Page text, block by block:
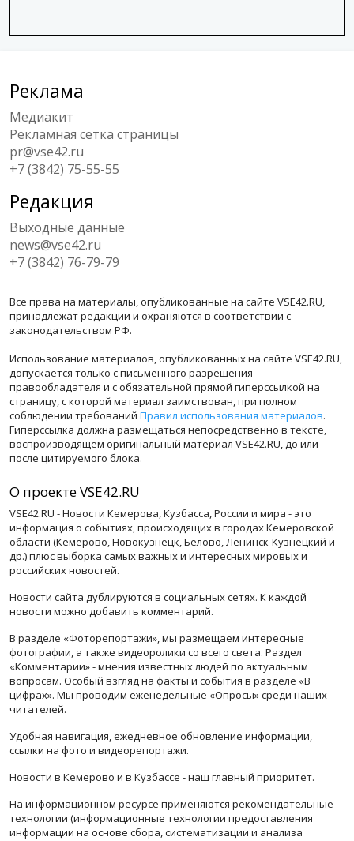
Реклама
Медиакит
Рекламная сетка страницы
pr@vse42.ru
+7 (3842) 75-55-55
Редакция
Выходные данные
news@vse42.ru
+7 (3842) 76-79-79
Все права на материалы, опубликованные на сайте VSE42.RU,
принадлежат редакции и охраняются в соответствии с
законодательством РФ.
Использование материалов, опубликованных на сайте VSE42.RU,
допускается только с письменного разрешения
правообладателя и с обязательной прямой гиперссылкой на
страницу, с которой материал заимствован, при полном
соблюдении требований Правил использования материалов.
Гиперссылка должна размещаться непосредственно в тексте,
воспроизводящем оригинальный материал VSE42.RU, до или
после цитируемого блока.
О проекте VSE42.RU
VSE42.RU - Новости Кемерова, Кузбасса, России и мира - это
информация о событиях, происходящих в городах Кемеровской
области (Кемерово, Новокузнецк, Белово, Ленинск-Кузнецкий и
др.) плюс выборка самых важных и интересных мировых и
российских новостей.
Новости сайта дублируются в социальных сетях. К каждой
новости можно добавить комментарий.
В разделе «Фоторепортажи», мы размещаем интересные
фотографии, а также видеоролики со всего света. Раздел
«Комментарии» - мнения известных людей по актуальным
вопросам. Особый взгляд на факты и события в разделе «В
цифрах». Мы проводим еженедельные «Опросы» среди наших
читателей.
Удобная навигация, ежедневное обновление информации,
ссылки на фото и видеорепортажи.
Новости в Кемерово и в Кузбассе - наш главный приоритет.
На информационном ресурсе применяются рекомендательные
технологии (информационные технологии предоставления
информации на основе сбора, систематизации и анализа